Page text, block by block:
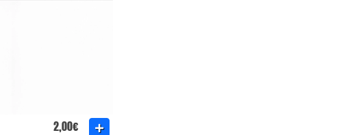
2,00€